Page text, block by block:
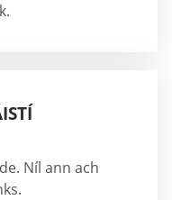
Níl ann ach